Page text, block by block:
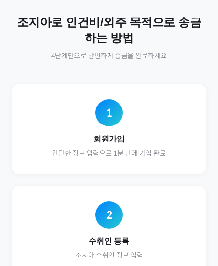
조지아로 인건비/외주 목적으로 송금
하는 방법
4단계만으로 간편하게 송금을 완료하세요
1
회원가입
간단한 정보 입력으로 1분 만에 가입 완료
2
수취인 등록
조지아수취인 정보 입력